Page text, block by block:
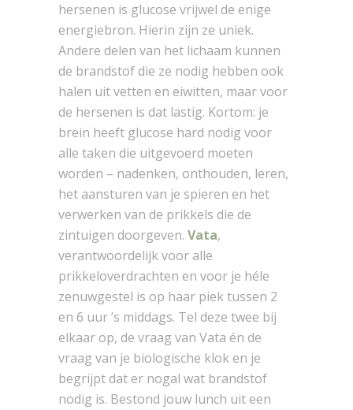
hersenen is glucose vrijwel de enige
energiebron. Hierin zijn ze uniek.
Andere delen van het lichaam kunnen
de brandstof die ze nodig hebben ook
halen uit vetten en eiwitten, maar voor
de hersenen is dat lastig. Kortom: je
brein heeft glucose hard nodig voor
alle taken die uitgevoerd moeten
worden – nadenken, onthouden, leren,
het aansturen van je spieren en het
verwerken van de prikkels die de
zintuigen doorgeven. Vata,
verantwoordelijk voor alle
prikkeloverdrachten en voor je héle
zenuwgestel is op haar piek tussen 2
en 6 uur ’s middags. Tel deze twee bij
elkaar op, de vraag van Vata én de
vraag van je biologische klok en je
begrijpt dat er nogal wat brandstof
nodig is. Bestond jouw lunch uit een